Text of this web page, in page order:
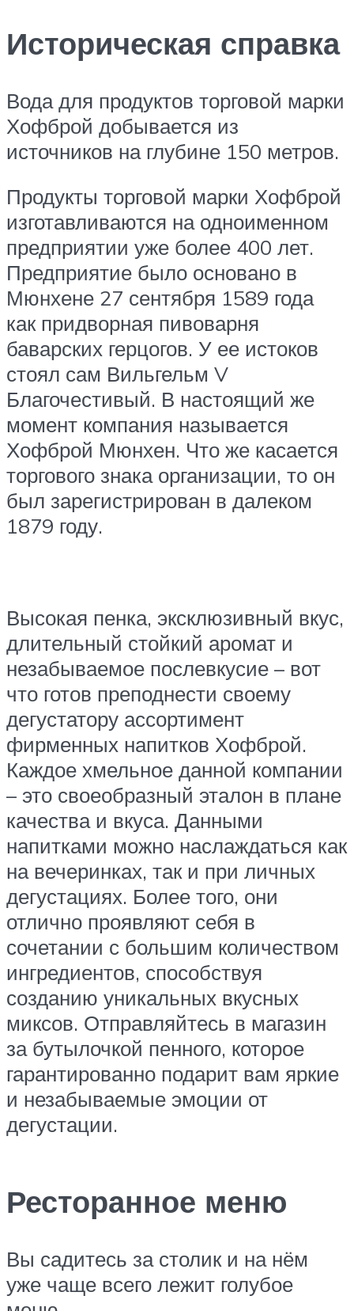
Историческая справка
Вода для продуктов торговой марки
Хофброй добывается из
источников на глубине 150 метров.
Продукты торговой марки Хофброй
изготавливаются на одноименном
предприятии уже более 400 лет.
Предприятие было основано в
Мюнхене 27 сентября 1589 года
как придворная пивоварня
баварских герцогов. У ее истоков
стоял сам Вильгельм V
Благочестивый. В настоящий же
момент компания называется
Хофброй Мюнхен. Что же касается
торгового знака организации, то он
был зарегистрирован в далеком
1879 году.
Высокая пенка, эксклюзивный вкус,
длительный стойкий аромат и
незабываемое послевкусие – вот
что готов преподнести своему
дегустатору ассортимент
фирменных напитков Хофброй.
Каждое хмельное данной компании
– это своеобразный эталон в плане
качества и вкуса. Данными
напитками можно наслаждаться как
на вечеринках, так и при личных
дегустациях. Более того, они
отлично проявляют себя в
сочетании с большим количеством
ингредиентов, способствуя
созданию уникальных вкусных
миксов. Отправляйтесь в магазин
за бутылочкой пенного, которое
гарантированно подарит вам яркие
и незабываемые эмоции от
дегустации.
Ресторанное меню
Вы садитесь за столик и на нём
уже чаще всего лежит голубое